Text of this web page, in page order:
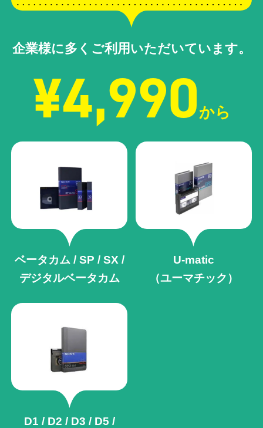
企業様に多くご利用いただいています。
¥4,990から
ベータカム / SP / SX /
デジタルベータカム
U-matic
（ユーマチック）
D1 / D2 / D3 / D5 /